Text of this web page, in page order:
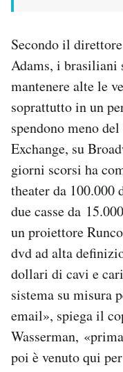
Secondo il
Adams, i brasiliani
mantenere alte le
soprattutto in un
spendono meno
Exchange, su
giorni scorsi ha
theater da 100.000
due casse da
un proiettore
dvd ad alta
dollari di cavi e
sistema su misura
email», spiega il
Wasserman,
poi è venuto qui